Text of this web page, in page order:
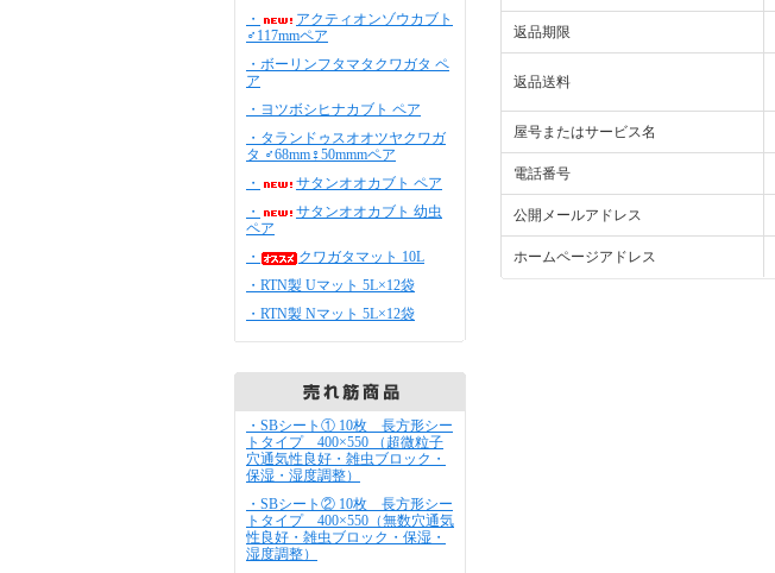
・
アクティオンゾウカブト
♂117mmペア
・ボーリンフタマタクワガタ ペ
ア
・ヨツボシヒナカブト ペア
・タランドゥスオオツヤクワガ
タ ♂68mm♀50mmmペア
・
サタンオオカブト ペア
・
サタンオオカブト 幼虫
ペア
・
クワガタマット 10L
・RTN製 Uマット 5L×12袋
・RTN製 Nマット 5L×12袋
・SBシート① 10枚 長方形シー
トタイプ 400×550 （超微粒子
穴通気性良好・雑虫ブロック・
保湿・湿度調整）
・SBシート② 10枚 長方形シー
トタイプ 400×550（無数穴通気
性良好・雑虫ブロック・保湿・
湿度調整）
返品期限
返品送料
屋号またはサービス名
電話番号
公開メールアドレス
ホームページアドレス